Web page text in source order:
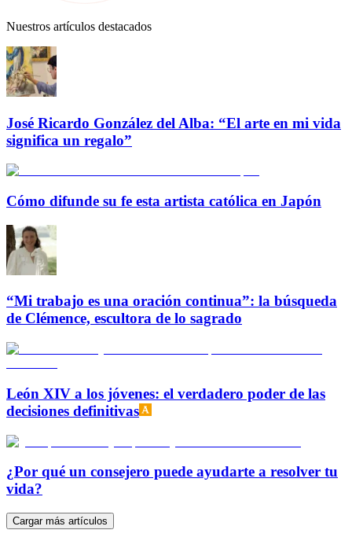
Nuestros artículos destacados
José Ricardo González del Alba: “El arte en mi vida
significa un regalo”
Cómo difunde su fe esta artista católica en Japón
“Mi trabajo es una oración continua”: la búsqueda
de Clémence, escultora de lo sagrado
León XIV a los jóvenes: el verdadero poder de las
decisiones definitivas
¿Por qué un consejero puede ayudarte a resolver tu
vida?
Cargar más artículos